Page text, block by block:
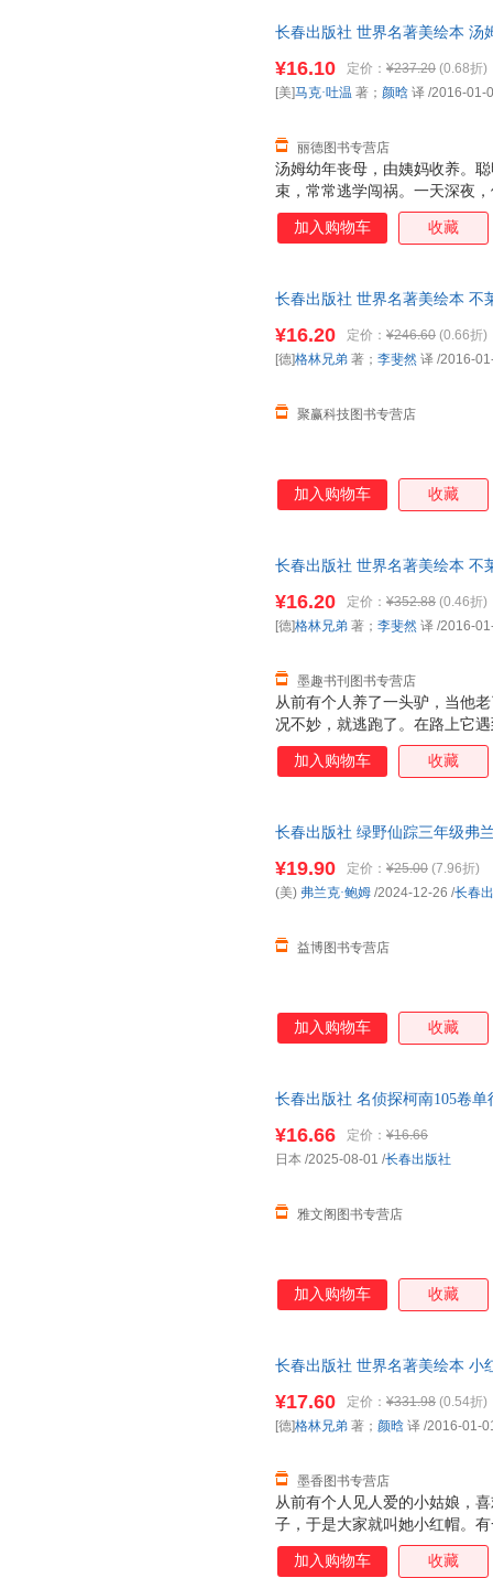
长春出版社 世界名著美绘本 汤
套，电子发票！
汤姆幼年丧母，由姨妈收养。
束，常常逃学闯祸。一天深夜
目睹了一起凶杀案的发生。因
克贝里带着另一个小伙伴一起
他与他心爱的姑娘贝姬在一个
藏。
¥16.10 定价： ¥237.20 (0.68折)
丽德图书专营店
[美]马克·吐温 著； 颜晗 译 /2016-01-
加入购物车 收藏
长春出版社 世界名著美绘本 不
套，电子发票！
¥16.20 定价： ¥246.60 (0.66折)
聚赢科技图书专营店
[德]格林兄弟 著； 李斐然 译 /2016-
加入购物车 收藏
长春出版社 世界名著美绘本 不
套，电子发票！
从前有个人养了一头驴，当他
况不妙，就逃跑了。在路上它
同的命运，于是决定结伴同行
加音乐节的路上，一起共同面
¥16.20 定价： ¥352.88 (0.46折)
墨趣书刊图书专营店
[德]格林兄弟 著； 李斐然 译 /2016-
加入购物车 收藏
长春出版社 绿野仙踪三年级弗
¥19.90 定价： ¥25.00 (7.96折)
益博图书专营店
(美) 弗兰克·鲍姆 /2024-12-26 /长春
加入购物车 收藏
长春出版社 名侦探柯南105卷
¥16.66 定价： ¥16.66
雅文阁图书专营店
日本 /2025-08-01 /长春出版社
加入购物车 收藏
长春出版社 世界名著美绘本 小
电子发票！
从前有个人见人爱的小姑娘，
子，于是大家就叫她小红帽。
并嘱咐她不要离开大路，走得
狼，也不知道狼性凶残，于是
¥17.60 定价： ¥331.98 (0.54折)
墨香图书专营店
[德]格林兄弟 著； 颜晗 译 /2016-01-
加入购物车 收藏